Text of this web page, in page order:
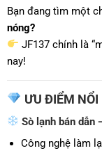
Bạn đang tìm một
nóng?
JF137 chính là
nay!
ƯU ĐIỂM NỔI
Sò lạnh bán dẫn
Công nghệ làm